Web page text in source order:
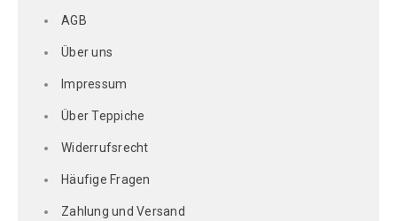
AGB
Über uns
Impressum
Über Teppiche
Widerrufsrecht
Häufige Fragen
Zahlung und Versand